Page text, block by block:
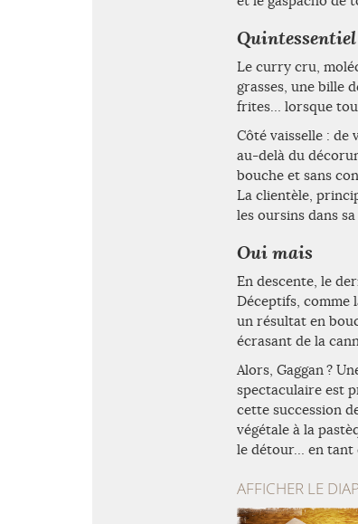
Quintessentiel
Le curry cru,
grasses, une bille
frites… lorsque
Côté vaisselle : de
au-delà du
bouche et sans
La clientèle,
les oursins dans
Oui mais
En descente, le
Déceptifs, comme
un résultat en
écrasant de la
Alors, Gaggan ?
spectaculaire est
cette succession
végétale à la
le détour… en tant
AFFICHER LE